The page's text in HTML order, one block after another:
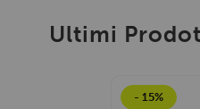
Ultimi
- 15%